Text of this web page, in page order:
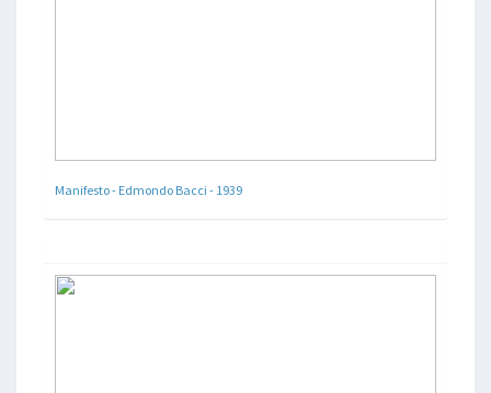
Manifesto - Edmondo Bacci - 1939